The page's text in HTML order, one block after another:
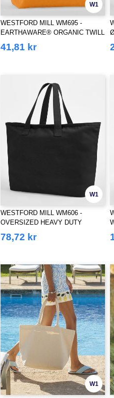
W1
WESTFORD MILL WM695 -
EARTHAWARE® ORGANIC TWILL
SHOPPER
41,81 kr
W1
WESTFORD MILL WM606 -
OVERSIZED HEAVY DUTY
CANVAS TOTE BAG
78,72 kr
W1